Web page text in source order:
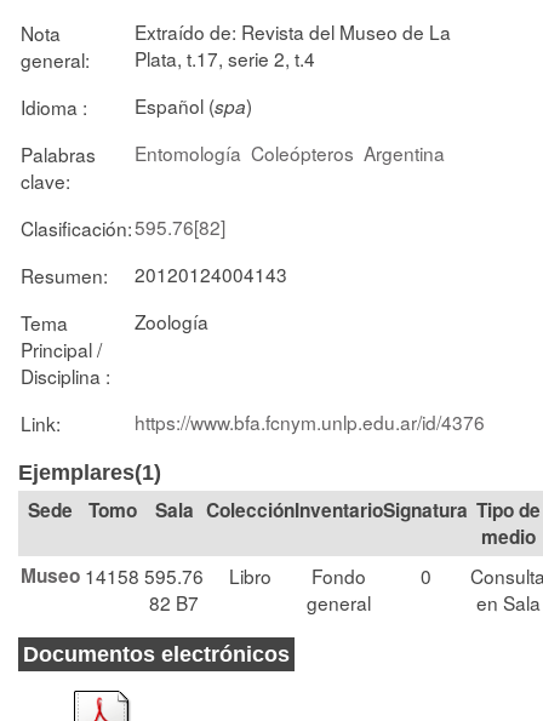
Nota
general:
Extraído de: Revista del Museo de La
Plata, t.17, serie 2, t.4
Idioma :
Español (spa)
Palabras
clave:
Entomología Coleópteros Argentina
Clasificación:595.76[82]
Resumen:
20120124004143
Tema
Principal /
Disciplina :
Zoología
Link: https://www.bfa.fcnym.unlp.edu.ar/id/4376
Ejemplares(1)
Tomo Sala Colección Signatura Tipo de
medio
Museo 14158 595.76
82 B7
Libro
Fondo
general
0
en Sala
Documentos electrónicos